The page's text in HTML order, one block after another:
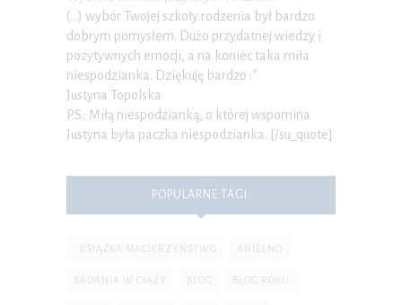
(…) wybór Twojej szkoły rodzenia był bardzo
dobrym pomysłem. Dużo przydatnej wiedzy i
pozytywnych emocji, a na koniec taka miła
niespodzianka. Dziękuję bardzo :*
Justyna Topolska
P.S.: Miłą niespodzianką, o której wspomina
Justyna była paczka niespodzianka. [/su_quote]
POPULARNE TAGI:
. KSIĄŻKA MACIERZYŃSTWO ANIELNO
BADANIA W CIĄŻY BLOG BLOG ROKU